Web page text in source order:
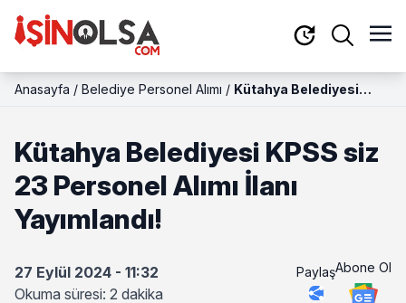
Anasayfa / Belediye Personel Alımı / Kütahya Belediyesi
Kütahya Belediyesi KPSS siz
23 Personel Alımı İlanı
Yayımlandı!
27 Eylül 2024 - 11:32
Okuma süresi: 2 dakika
PaylaşAbone Ol